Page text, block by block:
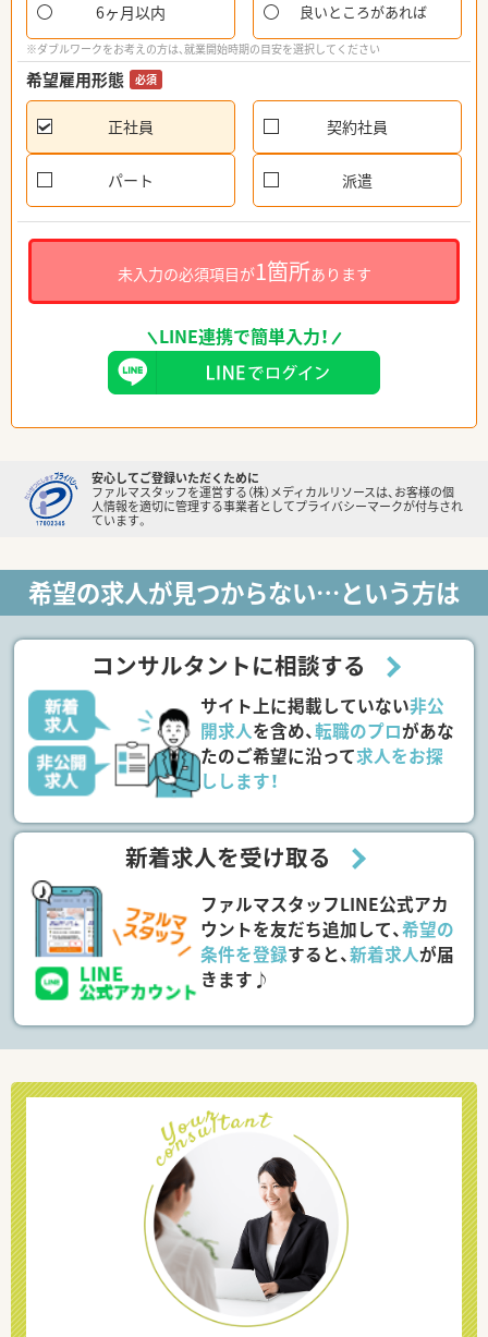
6ヶ月以内 良いところがあれば
※ダブルワークをお考えの方は、就業開始時期の目安を選択してください
希望雇用形態 必須
正社員 契約社員
パート 派遣
未入力の必須項目が1箇所あります
LINE連携で簡単入力！
安心してご登録いただくために
ファルマスタッフを運営する（株）メディカルリソースは、お客様の個
人情報を適切に管理する事業者としてプライバシーマークが付与され
ています。
希望の求人が見つからない…という方は
コンサルタントに相談する
サイト上に掲載していない非公
開求人を含め、転職のプロがあな
たのご希望に沿って求人をお探
しします！
新着求人を受け取る
ファルマスタッフLINE公式アカ
ウントを友だち追加して、希望の
条件を登録すると、新着求人が届
きます♪